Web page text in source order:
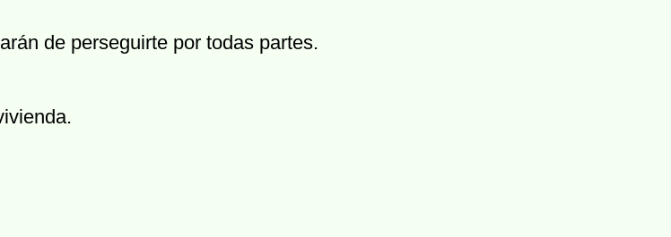
de perseguirte por todas partes.